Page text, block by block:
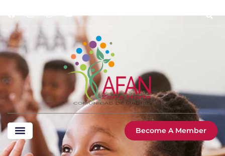
Become A Member